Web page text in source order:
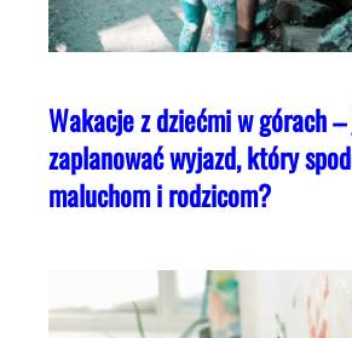
Wakacje z dziećmi w górach
zaplanować wyjazd, który
maluchom i rodzicom?